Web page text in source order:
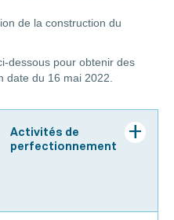
de la construction du
dessous pour obtenir des
date du 16 mai 2022.
Activités de
perfectionnement